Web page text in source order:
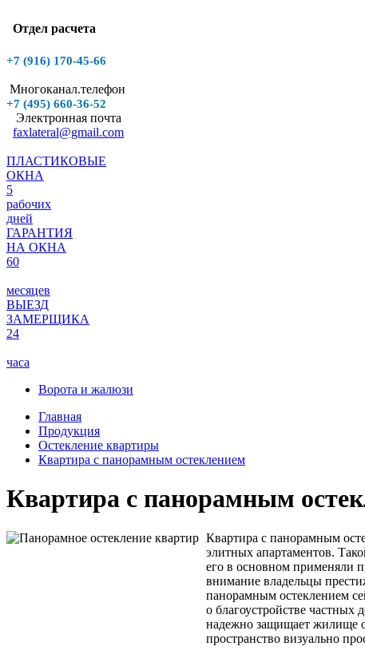
Отдел расчета
+7 (916) 170-45-66
Многоканал.телефон
+7 (495) 660-36-52
Электронная почта
faxlateral@gmail.com
ПЛАСТИКОВЫЕ
ОКНА
5
рабочих
дней
ГАРАНТИЯ
НА ОКНА
60
месяцев
ВЫЕЗД
ЗАМЕРЩИКА
24
часа
Ворота и жалюзи
Главная
Продукция
Остекление квартиры
Квартира с панорамным остеклением
Квартира с панорамным
Квартира с панорамным
элитных апартаментов.
его в основном применяли
внимание владельцы
панорамным остеклением
о благоустройстве
надежно защищает жилище
пространство визуально